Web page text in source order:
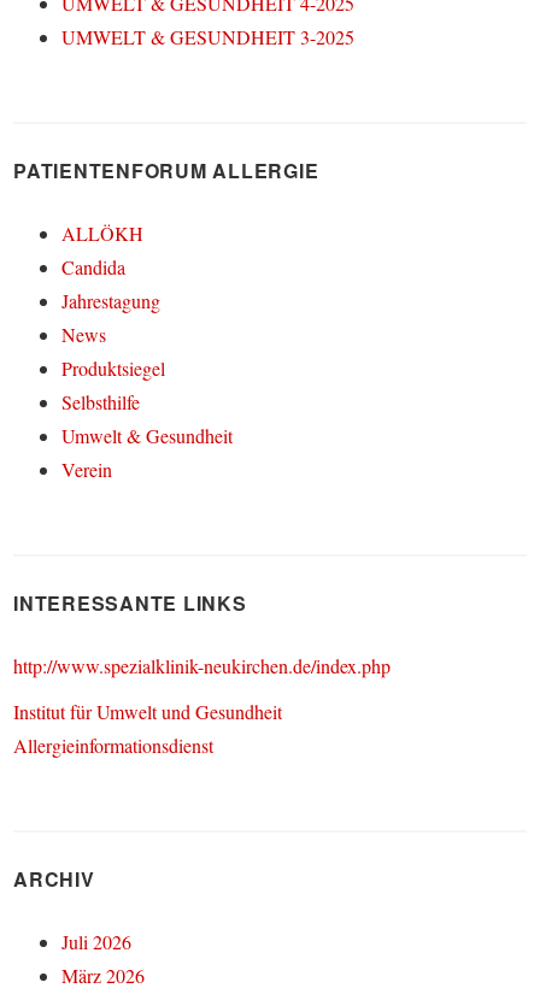
UMWELT & GESUNDHEIT 3-2025
PATIENTENFORUM ALLERGIE
ALLÖKH
Candida
Jahrestagung
News
Produktsiegel
Selbsthilfe
Umwelt & Gesundheit
Verein
INTERESSANTE LINKS
http://www.spezialklinik-neukirchen.de/index.php
Institut für Umwelt und Gesundheit
Allergieinformationsdienst
ARCHIV
Juli 2026
März 2026